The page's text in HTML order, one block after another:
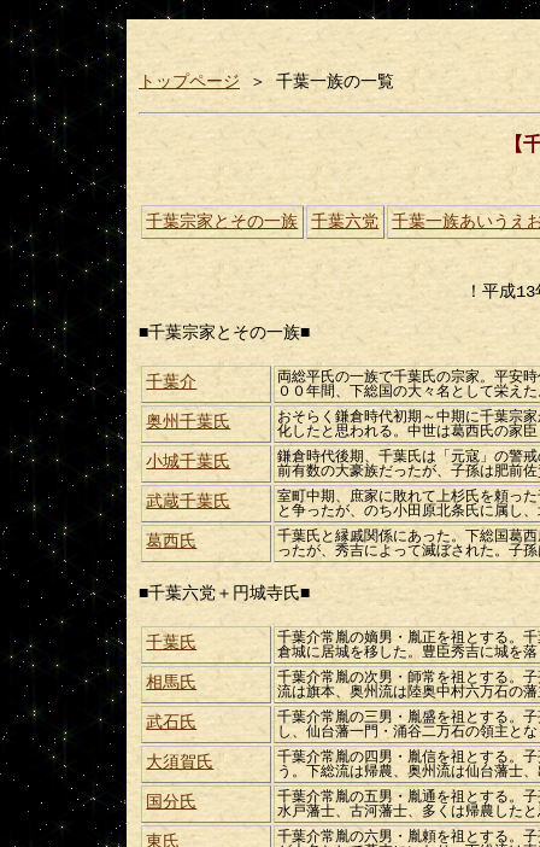
トップページ ＞ 千葉一族の一覧
【
千葉宗家とその一族 千葉六党 千葉一族あいうえ
！平成13
■千葉宗家とその一族■
千葉介
両総平氏の一族で千葉氏の宗家。平安
００年間、下総国の大々名として栄え
奥州千葉氏
おそらく鎌倉時代初期～中期に千葉宗
化したと思われる。中世は葛西氏の家
小城千葉氏
鎌倉時代後期、千葉氏は「元寇」の警
前有数の大豪族だったが、子孫は肥前
武蔵千葉氏
室町中期、庶家に敗れて上杉氏を頼っ
と争ったが、のち小田原北条氏に属し
葛西氏
千葉氏と縁戚関係にあった。下総国葛
ったが、秀吉によって滅ぼされた。子
■千葉六党＋円城寺氏■
千葉氏
千葉介常胤の嫡男・胤正を祖とする。
倉城に居城を移した。豊臣秀吉に城を
相馬氏
千葉介常胤の次男・師常を祖とする。
流は旗本、奥州流は陸奥中村六万石の
武石氏
千葉介常胤の三男・胤盛を祖とする。
し、仙台藩一門・涌谷二万石の領主と
大須賀氏
千葉介常胤の四男・胤信を祖とする。
う。下総流は帰農、奥州流は仙台藩士
国分氏
千葉介常胤の五男・胤通を祖とする。
水戸藩士、古河藩士、多くは帰農した
東氏
千葉介常胤の六男・胤頼を祖とする。